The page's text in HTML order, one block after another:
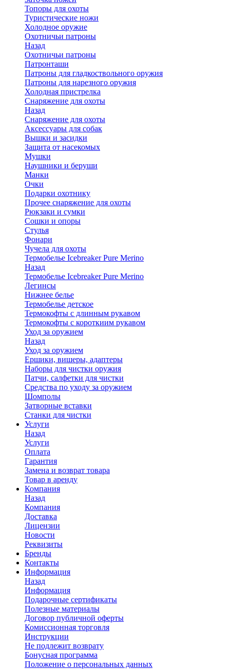
Топоры для охоты
Туристические ножи
Холодное оружие
Охотничьи патроны
Назад
Охотничьи патроны
Патронташи
Патроны для гладкоствольного оружия
Патроны для нарезного оружия
Холодная пристрелка
Снаряжение для охоты
Назад
Снаряжение для охоты
Аксессуары для собак
Вышки и засидки
Защита от насекомых
Мушки
Наушники и беруши
Манки
Очки
Подарки охотнику
Прочее снаряжение для охоты
Рюкзаки и сумки
Сошки и опоры
Стулья
Фонари
Чучела для охоты
Термобелье Icebreaker Pure Merino
Назад
Термобелье Icebreaker Pure Merino
Легинсы
Нижнее белье
Термобелье детское
Термокофты с длинным рукавом
Термокофты с короткиим рукавом
Уход за оружием
Назад
Уход за оружием
Ершики, вишеры, адаптеры
Наборы для чистки оружия
Патчи, салфетки для чистки
Средства по уходу за оружием
Шомполы
Затворные вставки
Станки для чистки
Услуги
Назад
Услуги
Оплата
Гарантия
Замена и возврат товара
Товар в аренду
Компания
Назад
Компания
Доставка
Лицензии
Новости
Реквизиты
Бренды
Контакты
Информация
Назад
Информация
Подарочные сертификаты
Полезные материалы
Договор публичной оферты
Комиссионная торговля
Инструкции
Не подлежит возврату
Бонусная программа
Положение о персональных данных